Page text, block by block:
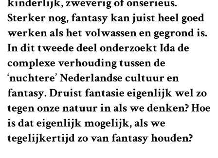
Sterker nog, fantasy kan juist heel goed
werken als het volwassen en gegrond is.
In dit tweede deel onderzoekt Ida de
complexe verhouding tussen de
‘nuchtere’ Nederlandse cultuur en
fantasy. Druist fantasie eigenlijk wel zo
tegen onze natuur in als we denken? Hoe
is dat eigenlijk mogelijk, als we
tegelijkertijd zo van fantasy houden?